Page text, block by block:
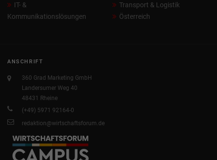
IT- &
Kommunikationslösungen
Transport & Logistik
Österreich
ANSCHRIFT
360 Grad Marketing GmbH
Landersumer Weg 40
48431 Rheine
(+49) 5971 92164-0
redaktion@wirtschaftsforum.de